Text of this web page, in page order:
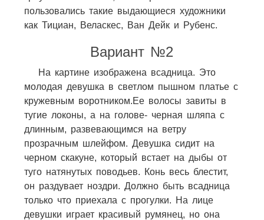
пользовались такие выдающиеся художники
как Тициан, Веласкес, Ван Дейк и Рубенс.
Вариант №2
На картине изображена всадница. Это
молодая девушка в светлом пышном платье с
кружевным воротником.Ее волосы завиты в
тугие локоны, а на голове- черная шляпа с
длинным, развевающимся на ветру
прозрачным шлейфом. Девушка сидит на
черном скакуне, который встает на дыбы от
туго натянутых поводьев. Конь весь блестит,
он раздувает ноздри. Должно быть всадница
только что приехала с прогулки. На лице
девушки играет красивый румянец, но она